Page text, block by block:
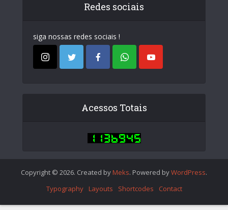
Redes sociais
siga nossas redes sociais !
Acessos Totais
Copyright © 2026. Created by Meks. Powered byWordPress.
Typography
Layouts Shortcodes Contact